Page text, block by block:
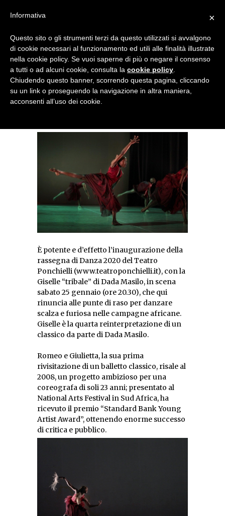
NOTIZIE DI DANZA IN ITALIA E ALL’ESTERO, PER DANZATORI,
Al Ponchielli di Cremona la
Giselle di Dada Masilo
È potente e d’effetto l’inaugurazione della
rassegna di Danza 2020 del Teatro
Ponchielli (www.teatroponchielli.it), con la
Giselle “tribale” di Dada Masilo, in scena
sabato 25 gennaio (ore 20.30), che qui
rinuncia alle punte di raso per danzare
scalza e furiosa nelle campagne africane.
Giselle è la quarta reinterpretazione di un
classico da parte di Dada Masilo.
Romeo e Giulietta, la sua prima
rivisitazione di un balletto classico, risale al
2008, un progetto ambizioso per una
coreografa di soli 23 anni; presentato al
National Arts Festival in Sud Africa, ha
ricevuto il premio “Standard Bank Young
Artist Award”, ottenendo enorme successo
di critica e pubblico.
×
Informativa
Questo sito o gli strumenti terzi da questo utilizzati si avvalgono
di cookie necessari al funzionamento ed utili alle finalità illustrate
nella cookie policy. Se vuoi saperne di più o negare il consenso
a tutti o ad alcuni cookie, consulta la cookie policy
Chiudendo questo banner, scorrendo questa pagina, cliccando
su un link o proseguendo la navigazione in altra maniera,
acconsenti all’uso dei cookie.